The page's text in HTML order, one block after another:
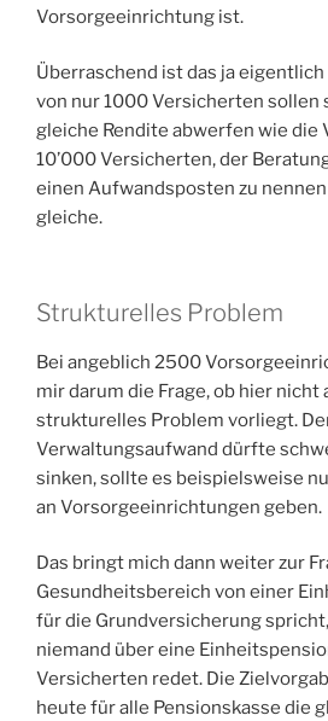
Vorsorgeeinrichtung ist.
Überraschend ist das ja
von nur 1000 Versicherten sollen
gleiche Rendite abwerfen wie die
10’000 Versicherten, der
einen Aufwandsposten zu
gleiche.
Strukturelles Problem
Bei angeblich 2500
mir darum die Frage, ob hier nicht
strukturelles Problem vorliegt.
Verwaltungsaufwand dürfte
sinken, sollte es beispielsweise
an Vorsorgeeinrichtungen geben.
Das bringt mich dann weiter zur
Gesundheitsbereich von einer
für die Grundversicherung
niemand über eine
Versicherten redet. Die
heute für alle Pensionskasse die